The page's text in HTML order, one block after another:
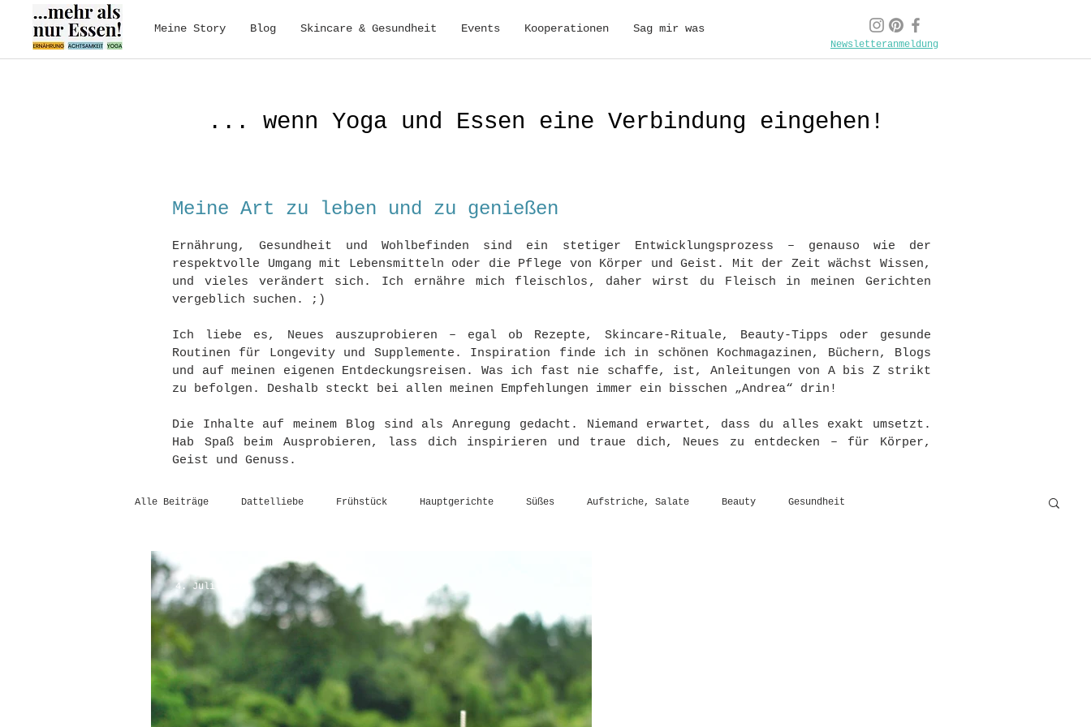
Meine Story Blog Skincare & Gesundheit Events Kooperationen Sag mir was
Newsletteranmeldung
... wenn Yoga und Essen eine Verbindung eingehen!
Meine Art zu leben und zu genießen
Ernährung, Gesundheit und Wohlbefinden sind ein stetiger Entwicklungsprozess – genauso wie der
respektvolle Umgang mit Lebensmitteln oder die Pflege von Körper und Geist. Mit der Zeit wächst Wissen,
und vieles verändert sich. Ich ernähre mich fleischlos, daher wirst du Fleisch in meinen Gerichten
vergeblich suchen. ;)
Ich liebe es, Neues auszuprobieren – egal ob Rezepte, Skincare-Rituale, Beauty-Tipps oder gesunde
Routinen für Longevity und Supplemente. Inspiration finde ich in schönen Kochmagazinen, Büchern, Blogs
und auf meinen eigenen Entdeckungsreisen. Was ich fast nie schaffe, ist, Anleitungen von A bis Z strikt
zu befolgen. Deshalb steckt bei allen meinen Empfehlungen immer ein bisschen „Andrea“ drin!
Die Inhalte auf meinem Blog sind als Anregung gedacht. Niemand erwartet, dass du alles exakt umsetzt.
Hab Spaß beim Ausprobieren, lass dich inspirieren und traue dich, Neues zu entdecken – für Körper,
Geist und Genuss.
Alle Beiträge Dattelliebe Frühstück Hauptgerichte Süßes Aufstriche, Salate Beauty Gesundheit
4. Juli 2017